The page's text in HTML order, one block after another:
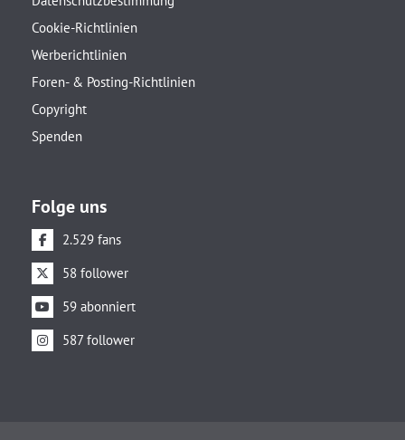
Cookie-Richtlinien
Werberichtlinien
Foren- & Posting-Richtlinien
Copyright
Spenden
Folge uns
2.529 fans
58 follower
59 abonniert
587 follower